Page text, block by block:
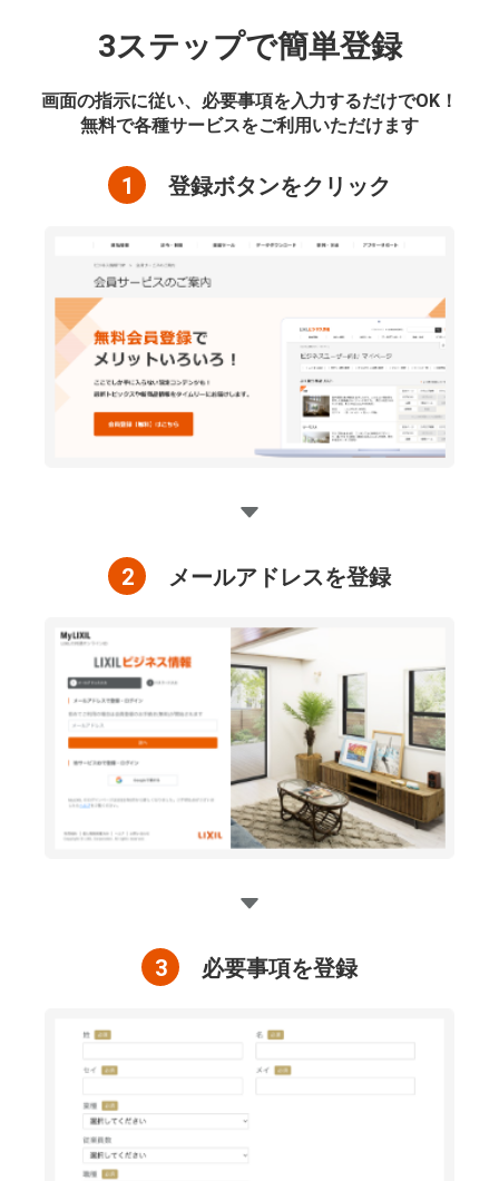
3ステップで簡単登録
画面の指示に従い、必要事項を入力するだけでOK！
無料で各種サービスをご利用いただけます
1 登録ボタンをクリック
2 メールアドレスを登録
3 必要事項を登録